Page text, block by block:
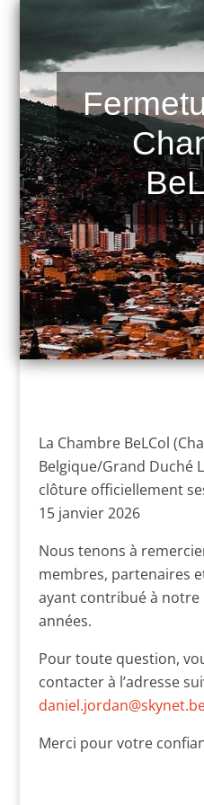
La Chambre BeLCol (
Belgique/Grand Duché
clôture officiellement
15 janvier 2026
Nous tenons à
membres, partenaires
ayant contribué à notre
années.
Pour toute question,
contacter à l’adresse
Merci pour votre